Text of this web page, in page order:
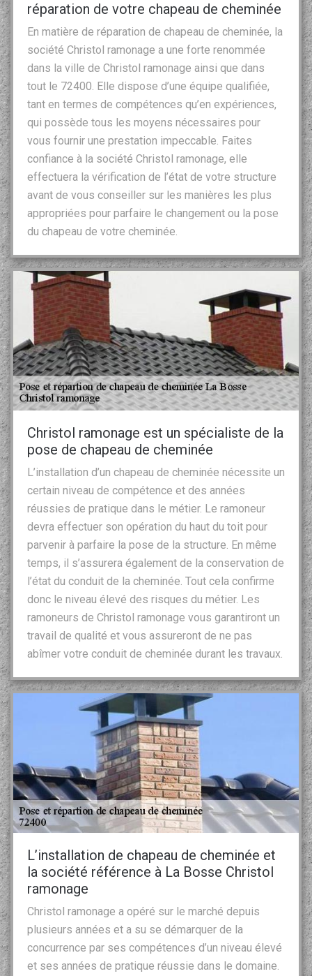
réparation de votre chapeau de cheminée
En matière de réparation de chapeau de cheminée, la
société Christol ramonage a une forte renommée
dans la ville de Christol ramonage ainsi que dans
tout le 72400. Elle dispose d’une équipe qualifiée,
tant en termes de compétences qu’en expériences,
qui possède tous les moyens nécessaires pour
vous fournir une prestation impeccable. Faites
confiance à la société Christol ramonage, elle
effectuera la vérification de l’état de votre structure
avant de vous conseiller sur les manières les plus
appropriées pour parfaire le changement ou la pose
du chapeau de votre cheminée.
Christol ramonage est un spécialiste de la
pose de chapeau de cheminée
L’installation d’un chapeau de cheminée nécessite un
certain niveau de compétence et des années
réussies de pratique dans le métier. Le ramoneur
devra effectuer son opération du haut du toit pour
parvenir à parfaire la pose de la structure. En même
temps, il s’assurera également de la conservation de
l’état du conduit de la cheminée. Tout cela confirme
donc le niveau élevé des risques du métier. Les
ramoneurs de Christol ramonage vous garantiront un
travail de qualité et vous assureront de ne pas
abîmer votre conduit de cheminée durant les travaux.
L’installation de chapeau de cheminée et
la société référence à La Bosse Christol
ramonage
Christol ramonage a opéré sur le marché depuis
plusieurs années et a su se démarquer de la
concurrence par ses compétences d’un niveau élevé
et ses années de pratique réussie dans le domaine.